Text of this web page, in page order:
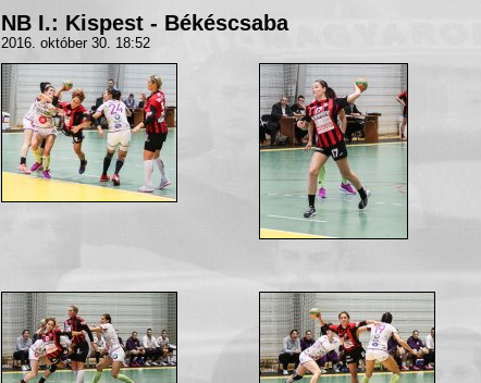
NB I.: Kispest - Békéscsaba
2016. október 30. 18:52